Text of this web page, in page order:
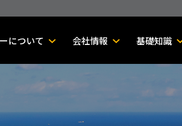
について 会社情報 基礎知識